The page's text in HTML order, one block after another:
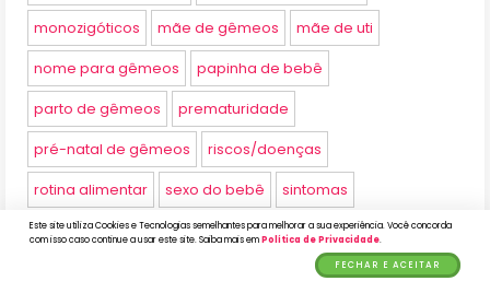
monozigóticos mãe de gêmeos mãe de uti
nome para gêmeos papinha de bebê
parto de gêmeos prematuridade
pré-natal de gêmeos riscos/doenças
rotina alimentar sexo do bebê sintomas
sono dos gêmeos univitelinos uti neonatal
Este site utiliza Cookies e Tecnologias semelhantes para melhorar a sua experiência. Você concorda
com isso caso continue a usar este site. Saiba mais emPolítica de Privacidade.
FECHAR E ACEITAR